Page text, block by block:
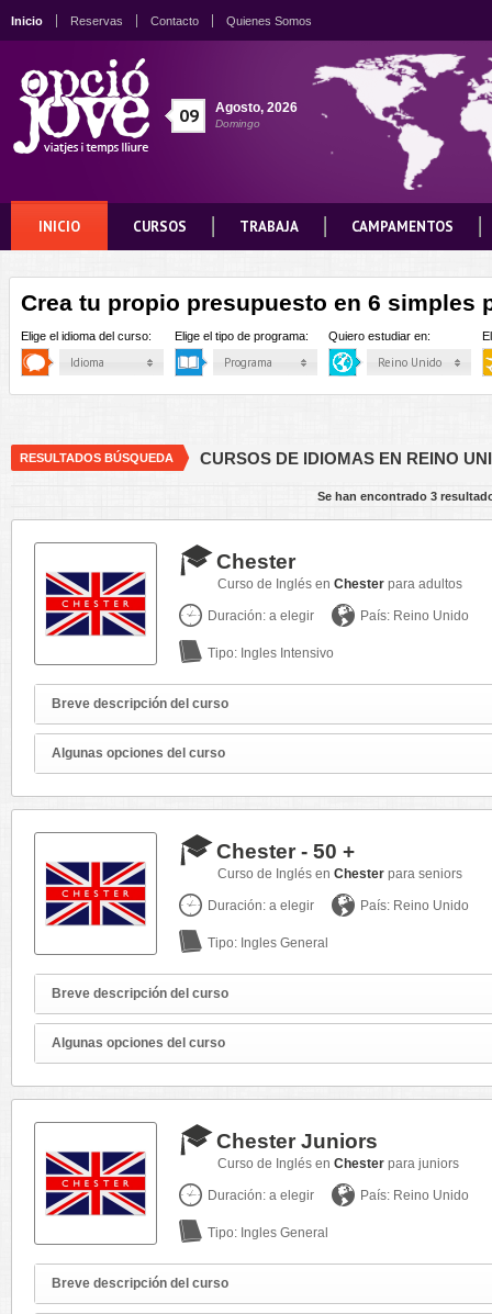
Inicio Reservas Contacto Quienes Somos
09 Agosto, 2026
Domingo
INICIO CURSOS TRABAJA CAMPAMENTOS
Crea tu propio presupuesto en 6 simples
Elige el idioma del curso:
Idioma
Elige el tipo de programa:
Programa
Quiero estudiar en:
Reino Unido
RESULTADOS BÚSQUEDA CURSOS DE IDIOMAS EN REINO
Se han encontrado 3
Chester
Curso de Inglés en Chester para adultos
Duración: a elegir País: Reino Unido
Tipo: Ingles Intensivo
Breve descripción del curso
Algunas opciones del curso
Chester - 50 +
Curso de Inglés en Chester para seniors
Duración: a elegir País: Reino Unido
Tipo: Ingles General
Breve descripción del curso
Algunas opciones del curso
Chester Juniors
Curso de Inglés en Chester para juniors
Duración: a elegir País: Reino Unido
Tipo: Ingles General
Breve descripción del curso